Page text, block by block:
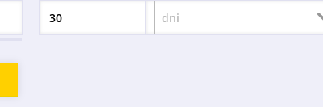
Okres dni